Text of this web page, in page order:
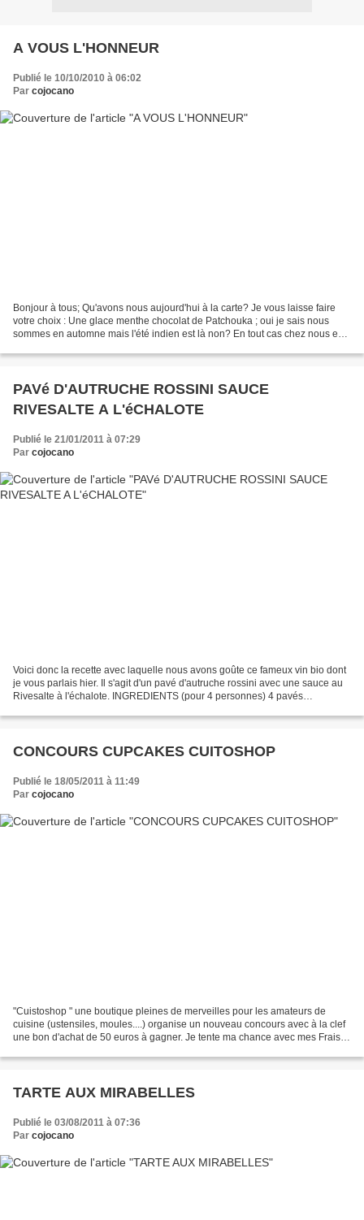
A VOUS L'HONNEUR
Publié le 10/10/2010 à 06:02
Par cojocano
Bonjour à tous; Qu'avons nous aujourd'hui à la carte? Je vous laisse faire
votre choix : Une glace menthe chocolat de Patchouka ; oui je sais nous
sommes en automne mais l'été indien est là non? En tout cas chez nous en
PAVé D'AUTRUCHE ROSSINI SAUCE
RIVESALTE A L'éCHALOTE
Publié le 21/01/2011 à 07:29
Par cojocano
Voici donc la recette avec laquelle nous avons goûte ce fameux vin bio dont
je vous parlais hier. Il s'agit d'un pavé d'autruche rossini avec une sauce au
Rivesalte à l'échalote. INGREDIENTS (pour 4 personnes) 4 pavés
CONCOURS CUPCAKES CUITOSHOP
Publié le 18/05/2011 à 11:49
Par cojocano
"Cuistoshop " une boutique pleines de merveilles pour les amateurs de
cuisine (ustensiles, moules....) organise un nouveau concours avec à la clef
une bon d'achat de 50 euros à gagner. Je tente ma chance avec mes Fraisy
TARTE AUX MIRABELLES
Publié le 03/08/2011 à 07:36
Par cojocano